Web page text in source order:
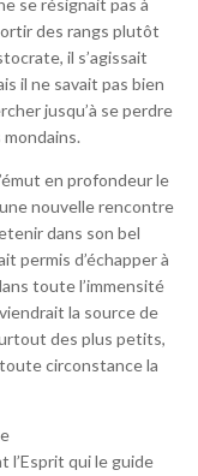
se résignait pas à
des rangs plutôt
il s’agissait
il ne savait pas bien
jusqu’à se perdre
en profondeur le
une nouvelle rencontre
dans son bel
permis d’échapper à
toute l’immensité
la source de
des plus petits,
circonstance la
l’Esprit qui le guide